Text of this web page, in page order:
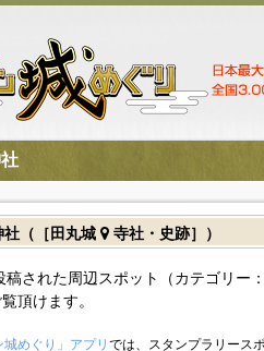
社（［田丸城 寺社・史跡］）
された周辺スポット（カテゴリー
頂けます。
城めぐり」アプリ では、スタンプラリース